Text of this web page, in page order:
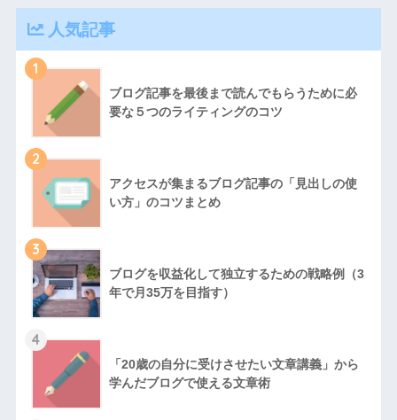
人気記事
1
ブログ記事を最後まで読んでもらうために必
要な５つのライティングのコツ
2
アクセスが集まるブログ記事の「見出しの使
い方」のコツまとめ
3
ブログを収益化して独立するための戦略例（3
年で月35万を目指す）
4
「20歳の自分に受けさせたい文章講義」から
学んだブログで使える文章術